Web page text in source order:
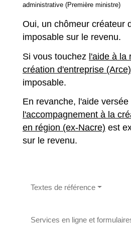
administrative (Première ministre)
Oui, un chômeur créateur
imposable sur le revenu.
Si vous touchez l'aide à la
création d'entreprise (Arce)
imposable.
En revanche, l'aide
l'accompagnement à la
en région (ex-Nacre) est
sur le revenu.
Textes de référence
Services en ligne et